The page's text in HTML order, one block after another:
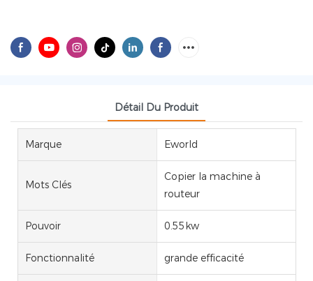
Détail Du Produit
Marque Eworld
Mots Clés
Copier la machine à
routeur
Pouvoir 0.55kw
Fonctionnalité grande efficacité